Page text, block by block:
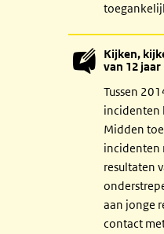
Kijken,
van 12
Tussen
incidenten
Midden
incidenten
resultaten
aan jonge
contact